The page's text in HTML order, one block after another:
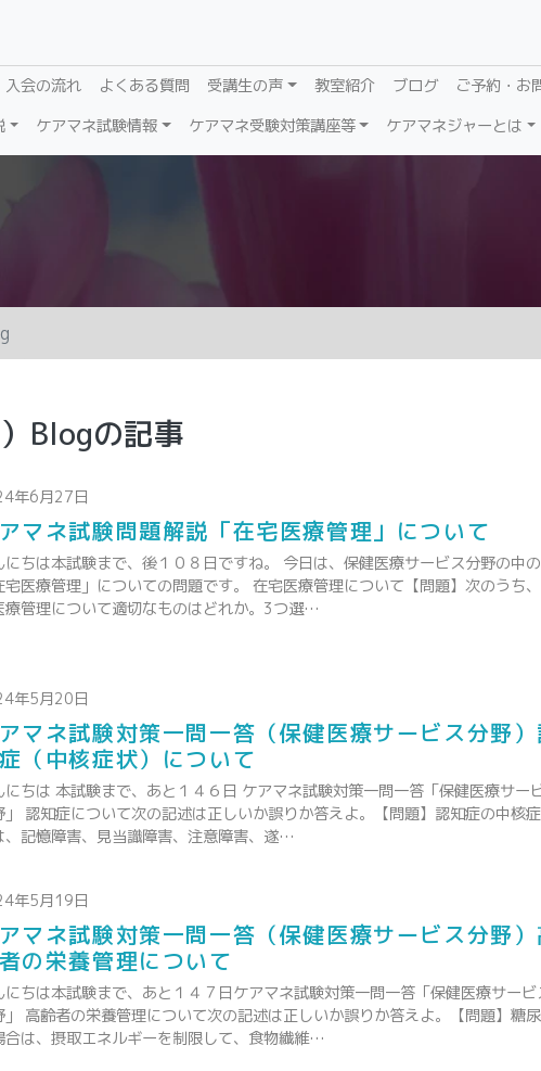
入会の流れ よくある質問 受講生の声 教室紹介 ブログ
ご予約・お
ケアマネ試験情報 ケアマネ受験対策講座等 ケアマネジャーとは
Blogの記事
年6月27日
マネ試験問題解説「在宅医療管理」について
にちは本試験まで、後１０８日ですね。 今日は、保健医療サービス分野の中の
宅医療管理」についての問題です。 在宅医療管理について【問題】次のうち
療管理について適切なものはどれか。3つ選…
年5月20日
マネ試験対策一問一答（保健医療サービス分野）
（中核症状）について
にちは 本試験まで、あと１４６日 ケアマネ試験対策一問一答「保健医療サー
」 認知症について次の記述は正しいか誤りか答えよ。【問題】認知症の中核
、記憶障害、見当識障害、注意障害、遂…
年5月19日
マネ試験対策一問一答（保健医療サービス分野）
の栄養管理について
にちは本試験まで、あと１４７日ケアマネ試験対策一問一答「保健医療サービ
」 高齢者の栄養管理について次の記述は正しいか誤りか答えよ。【問題】糖
合は、摂取エネルギーを制限して、食物繊維…